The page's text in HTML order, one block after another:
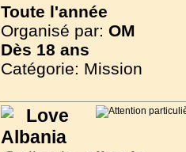
Toute l'année
Organisé par: OM
Dès 18 ans
Catégorie: Mission
Love
Albania